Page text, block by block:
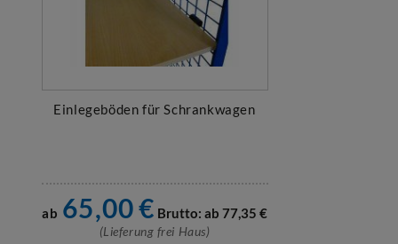
Einlegeböden für Schrankwagen
ab 65,00€ Brutto: ab 77,35 €
(Lieferung frei Haus)